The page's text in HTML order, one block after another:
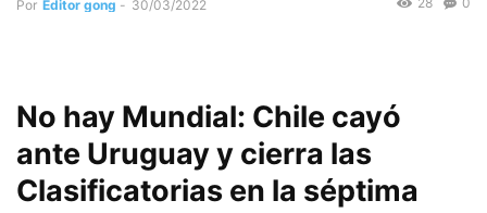
Por Editor gong - 30/03/2022
No hay Mundial: Chile cayó
ante Uruguay y cierra las
Clasificatorias en la séptima